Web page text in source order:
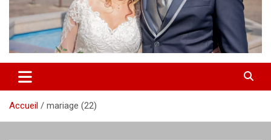
Accueil mariage (22)